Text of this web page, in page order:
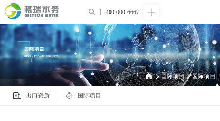
400-000-6667
国际项目 国际项目
出口资质 国际项目